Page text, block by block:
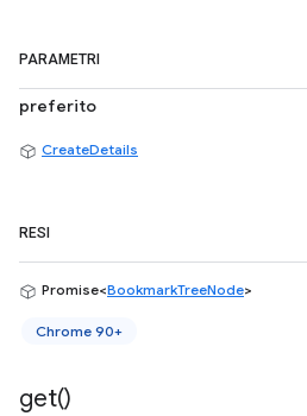
PARAMETRI
preferito
CreateDetails
RESI
Promise<BookmarkTreeNode>
Chrome 90+
get()